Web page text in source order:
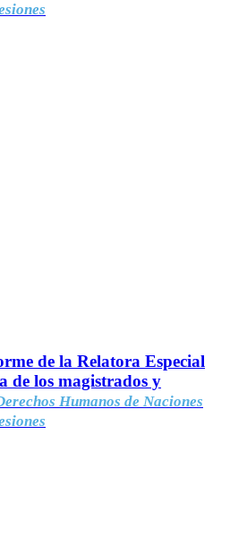
de la Relatora Especial
de los magistrados y
Humanos de Naciones